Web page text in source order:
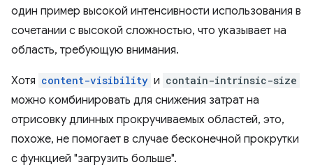
один пример высокой интенсивности использования в
сочетании с высокой сложностью, что указывает на
область, требующую внимания.
Хотя content-visibility и contain-intrinsic-size
можно комбинировать для снижения затрат на
отрисовку длинных прокручиваемых областей, это,
похоже, не помогает в случае бесконечной прокрутки
с функцией "загрузить больше".